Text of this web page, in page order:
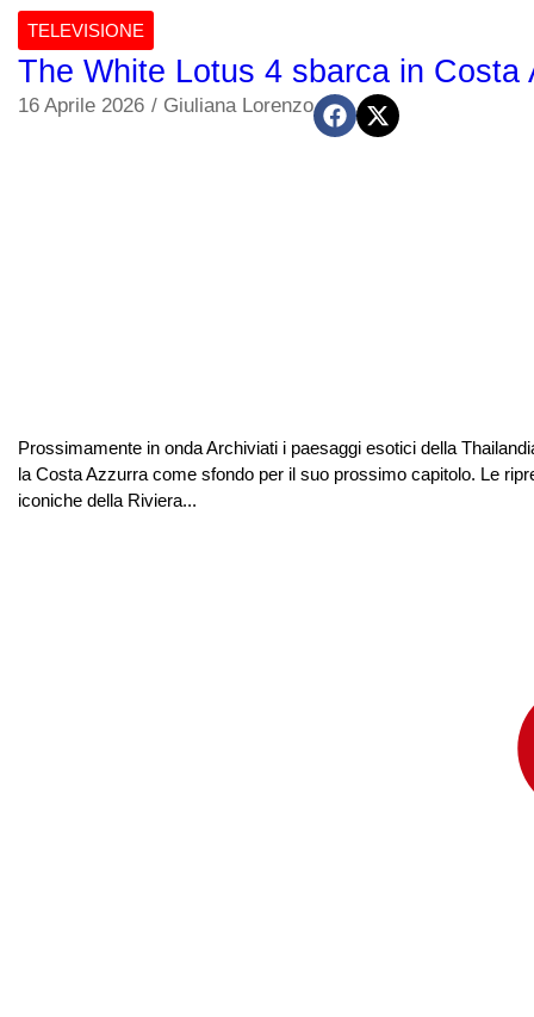
TELEVISIONE
The White Lotus 4 sbarca in
16 Aprile 2026 / Giuliana Lorenzo
Prossimamente in onda Archiviati i paesaggi esotici della
la Costa Azzurra come sfondo per il suo prossimo capitolo. Le
iconiche della Riviera...